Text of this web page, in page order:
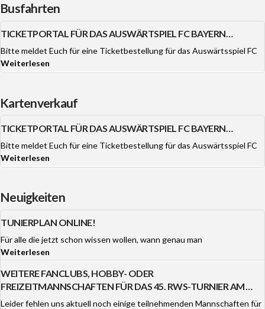
Busfahrten
TICKETPORTAL FÜR DAS AUSWÄRTSPIEL FC BAYERN
MÜNCHEN OFFEN.
Bitte meldet Euch für eine Ticketbestellung für das Auswärtsspiel FC
Weiterlesen
Kartenverkauf
TICKETPORTAL FÜR DAS AUSWÄRTSPIEL FC BAYERN
MÜNCHEN OFFEN.
Bitte meldet Euch für eine Ticketbestellung für das Auswärtsspiel FC
Weiterlesen
Neuigkeiten
TUNIERPLAN ONLINE!
Für alle die jetzt schon wissen wollen, wann genau man
Weiterlesen
WEITERE FANCLUBS, HOBBY- ODER
FREIZEITMANNSCHAFTEN FÜR DAS 45. RWS-TURNIER AM
3./4.1.26 GESUCHT!
Leider fehlen uns aktuell noch einige teilnehmenden Mannschaften für